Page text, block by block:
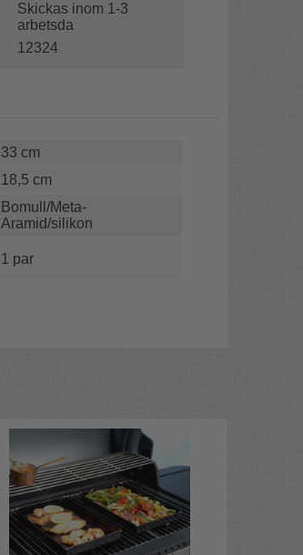
Skickas inom 1-3
arbetsda
12324
33 cm
18,5 cm
Bomull/Meta-
Aramid/silikon
1 par